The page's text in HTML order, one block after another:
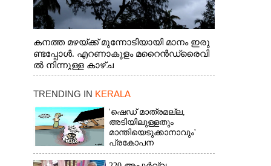
കനത്ത മഴയ്ക്ക് മുന്നോടിയായി മാനം ഇരു
ണ്ടപ്പോൾ. എറണാകുളം മറൈൻഡ്രൈവി
ൽ നിന്നുള്ള കാഴ്ച
TRENDING IN KERALA
'ഷെഡ് മാത്രമല്ല,
അടിയിലുള്ളതും
മാന്തിയെടുക്കാനാവും'
പ്രകോപന
പ്രസംഗവുമായി കെ.കെ.
രാഗേഷ്